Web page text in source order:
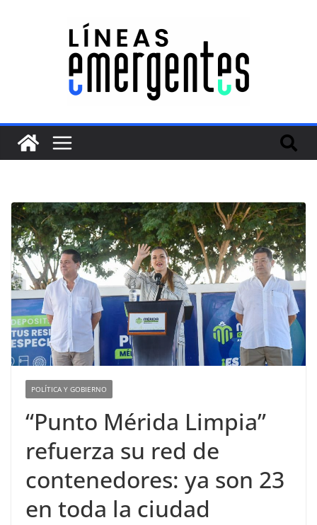
POLÍTICA Y GOBIERNO
“Punto Mérida Limpia”
refuerza su red de
contenedores: ya son 23
en toda la ciudad